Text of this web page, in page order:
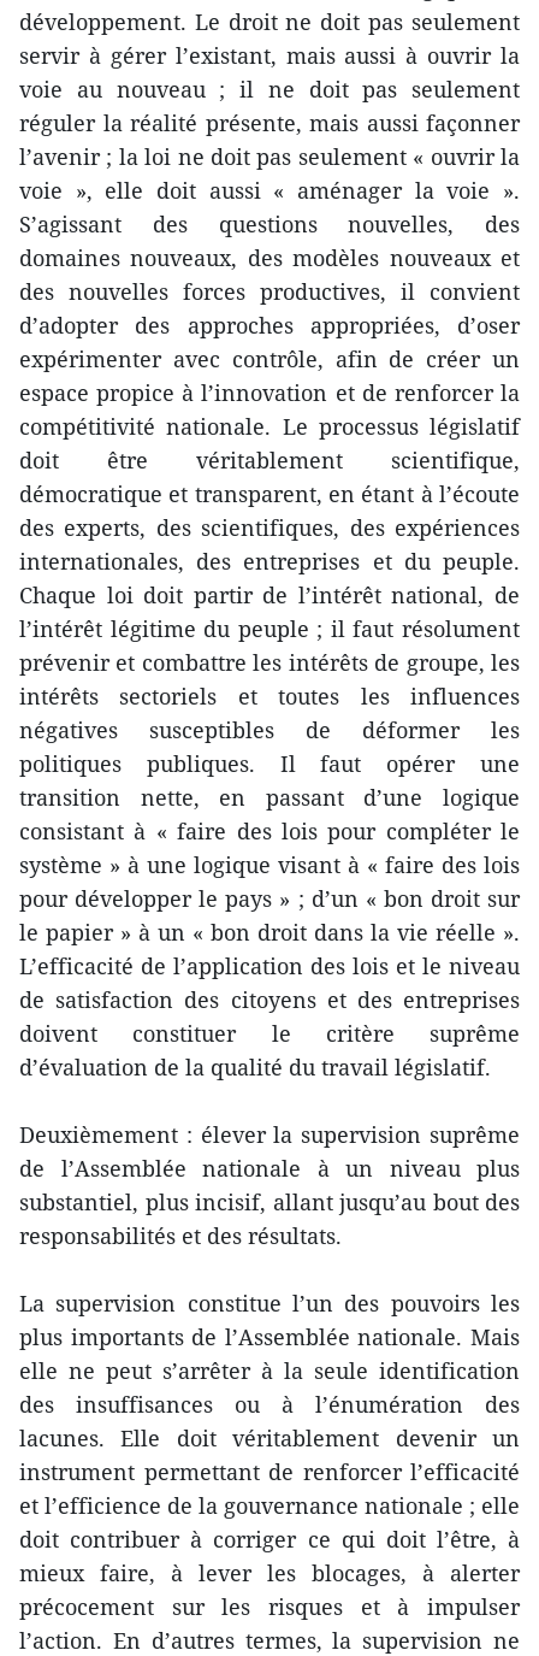
développement. Le droit ne doit pas seulement
servir à gérer l’existant, mais aussi à ouvrir la
voie au nouveau ; il ne doit pas seulement
réguler la réalité présente, mais aussi façonner
l’avenir ; la loi ne doit pas seulement « ouvrir la
voie », elle doit aussi « aménager la voie ».
S’agissant des questions nouvelles, des
domaines nouveaux, des modèles nouveaux et
des nouvelles forces productives, il convient
d’adopter des approches appropriées, d’oser
expérimenter avec contrôle, afin de créer un
espace propice à l’innovation et de renforcer la
compétitivité nationale. Le processus législatif
doit être véritablement scientifique,
démocratique et transparent, en étant à l’écoute
des experts, des scientifiques, des expériences
internationales, des entreprises et du peuple.
Chaque loi doit partir de l’intérêt national, de
l’intérêt légitime du peuple ; il faut résolument
prévenir et combattre les intérêts de groupe, les
intérêts sectoriels et toutes les influences
négatives susceptibles de déformer les
politiques publiques. Il faut opérer une
transition nette, en passant d’une logique
consistant à « faire des lois pour compléter le
système » à une logique visant à « faire des lois
pour développer le pays » ; d’un « bon droit sur
le papier » à un « bon droit dans la vie réelle ».
L’efficacité de l’application des lois et le niveau
de satisfaction des citoyens et des entreprises
doivent constituer le critère suprême
d’évaluation de la qualité du travail législatif.
Deuxièmement : élever la supervision suprême
de l’Assemblée nationale à un niveau plus
substantiel, plus incisif, allant jusqu’au bout des
responsabilités et des résultats.
La supervision constitue l’un des pouvoirs les
plus importants de l’Assemblée nationale. Mais
elle ne peut s’arrêter à la seule identification
des insuffisances ou à l’énumération des
lacunes. Elle doit véritablement devenir un
instrument permettant de renforcer l’efficacité
et l’efficience de la gouvernance nationale ; elle
doit contribuer à corriger ce qui doit l’être, à
mieux faire, à lever les blocages, à alerter
précocement sur les risques et à impulser
l’action. En d’autres termes, la supervision ne